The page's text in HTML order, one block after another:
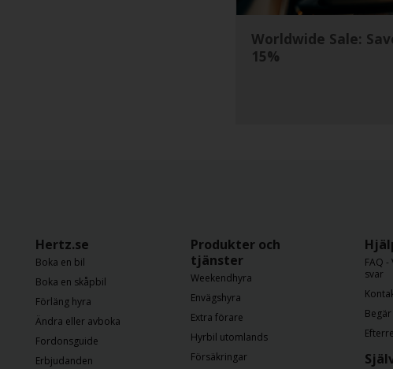
Hertz
Sharing
Worldwide Sale:
15%
Hertz.se
Boka en bil
Boka en skåpbil
Förläng hyra
Ändra eller avboka
Fordonsguide
Erbjudanden
Produkter och
tjänster
Weekendhyra
Envägshyra
Extra förare
Hyrbil utomlands
Försäkringar
FAQ
svar